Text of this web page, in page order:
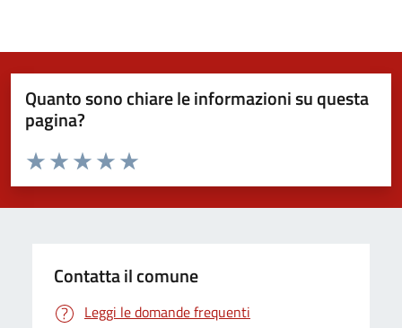
Quanto sono chiare le informazioni su questa
pagina?
Domanda
Valuta da 1 a 5 stelle la pagina
Valuta 5 stelle su 5
Valuta 4 stelle su 5
Valuta 3 stelle su 5
Valuta 2 stelle su 5
Valuta 1 stelle su 5
Contatta il comune
Leggi le domande frequenti